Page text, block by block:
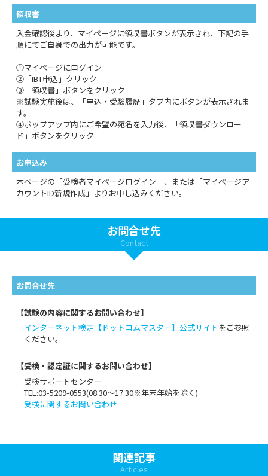
領収書
入金確認後より、マイページに領収書ボタンが表示され、下記の手
順にてご自身での出力が可能です。
①マイページにログイン
②「IBT申込」クリック
③「領収書」ボタンをクリック
※試験実施後は、「申込・受験履歴」タブ内にボタンが表示されま
す。
④ポップアップ内にご希望の宛名を入力後、「領収書ダウンロー
ド」ボタンをクリック
お申込み
本ページの「受検者マイページログイン」、または「マイページア
カウントID新規作成」よりお申し込みください。
お問合せ先
Contact
お問合せ先
【試験の内容に関するお問い合わせ】
インターネット検定【ドットコムマスター】公式サイト をご参照
ください。
【受検・認定証に関するお問い合わせ】
受検サポートセンター
TEL:03-5209-0553(08:30〜17:30※年末年始を除く)
受検に関するお問い合わせ
関連記事
Articles